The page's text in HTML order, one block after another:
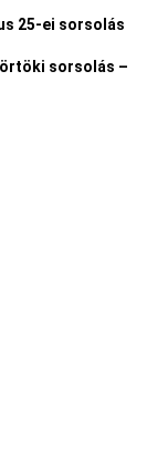
25-ei sorsolás
sorsolás –